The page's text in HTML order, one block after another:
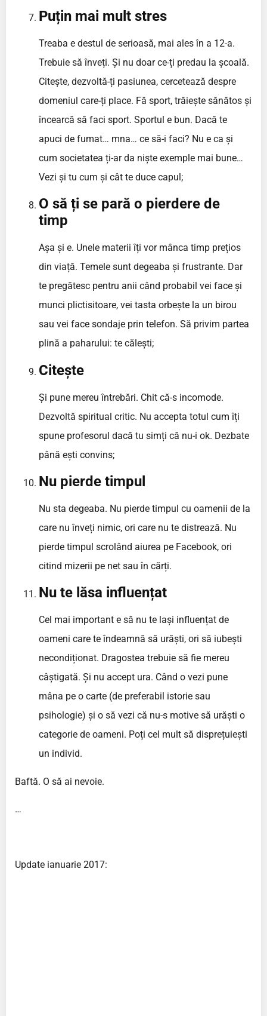
Puțin mai mult stres
Treaba e destul de serioasă, mai ales în a 12-a.
Trebuie să înveți. Și nu doar ce-ți predau la școală.
Citește, dezvoltă-ți pasiunea, cercetează despre
domeniul care-ți place. Fă sport, trăiește sănătos și
încearcă să faci sport. Sportul e bun. Dacă te
apuci de fumat… mna… ce să-i faci? Nu e ca și
cum societatea ți-ar da niște exemple mai bune…
Vezi și tu cum și cât te duce capul;
O să ți se pară o pierdere de
timp
Așa și e. Unele materii îți vor mânca timp prețios
din viață. Temele sunt degeaba și frustrante. Dar
te pregătesc pentru anii când probabil vei face și
munci plictisitoare, vei tasta orbește la un birou
sau vei face sondaje prin telefon. Să privim partea
plină a paharului: te călești;
Citește
Și pune mereu întrebări. Chit că-s incomode.
Dezvoltă spiritual critic. Nu accepta totul cum îți
spune profesorul dacă tu simți că nu-i ok. Dezbate
până ești convins;
Nu pierde timpul
Nu sta degeaba. Nu pierde timpul cu oamenii de la
care nu înveți nimic, ori care nu te distrează. Nu
pierde timpul scrolând aiurea pe Facebook, ori
citind mizerii pe net sau în cărți.
Nu te lăsa influențat
Cel mai important e să nu te lași influențat de
oameni care te îndeamnă să urăști, ori să iubești
necondiționat. Dragostea trebuie să fie mereu
câștigată. Și nu accept ura. Când o vezi pune
mâna pe o carte (de preferabil istorie sau
psihologie) și o să vezi că nu-s motive să urăști o
categorie de oameni. Poți cel mult să disprețuiești
un individ.
Baftă. O să ai nevoie.
…
Update ianuarie 2017: